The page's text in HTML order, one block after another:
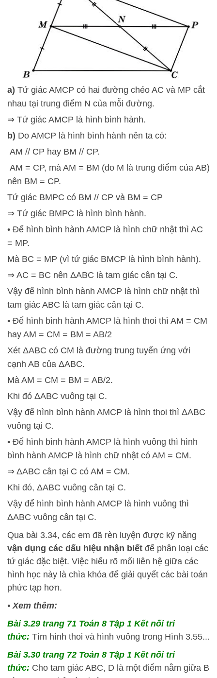
a) Tứ giác AMCP có hai đường chéo AC và MP cắt
nhau tại trung điểm N của mỗi đường.
⇒ Tứ giác AMCP là hình bình hành.
b) Do AMCP là hình bình hành nên ta có:
AM // CP hay BM // CP.
AM = CP, mà AM = BM (do M là trung điểm của AB)
nên BM = CP.
Tứ giác BMPC có BM // CP và BM = CP
⇒ Tứ giác BMPC là hình bình hành.
• Để hình bình hành AMCP là hình chữ nhật thì AC
= MP.
Mà BC = MP (vì tứ giác BMCP là hình bình hành).
⇒ AC = BC nên ΔABC là tam giác cân tại C.
Vậy để hình bình hành AMCP là hình chữ nhật thì
tam giác ABC là tam giác cân tại C.
• Để hình bình hành AMCP là hình thoi thì AM = CM
hay AM = CM = BM = AB/2
Xét ΔABC có CM là đường trung tuyến ứng với
cạnh AB của ΔABC.
Mà AM = CM = BM = AB/2.
Khi đó ΔABC vuông tại C.
Vậy để hình bình hành AMCP là hình thoi thì ΔABC
vuông tại C.
• Để hình bình hành AMCP là hình vuông thì hình
bình hành AMCP là hình chữ nhật có AM = CM.
⇒ ΔABC cân tại C có AM = CM.
Khi đó, ΔABC vuông cân tại C.
Vậy để hình bình hành AMCP là hình vuông thì
ΔABC vuông cân tại C.
Qua bài 3.34, các em đã rèn luyện được kỹ năng
vận dụng các dấu hiệu nhận biết để phân loại các
tứ giác đặc biệt. Việc hiểu rõ mối liên hệ giữa các
hình học này là chìa khóa để giải quyết các bài toán
phức tạp hơn.
• Xem thêm:
Bài 3.29 trang 71 Toán 8 Tập 1 Kết nối tri
thức: Tìm hình thoi và hình vuông trong Hình 3.55...
Bài 3.30 trang 72 Toán 8 Tập 1 Kết nối tri
thức: Cho tam giác ABC, D là một điểm nằm giữa B